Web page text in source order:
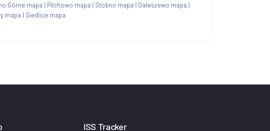
Górne mapa | Pilchowo mapa | Stobno mapa | Daleszewo mapa |
mapa | Siedlice mapa
ISS Tracker